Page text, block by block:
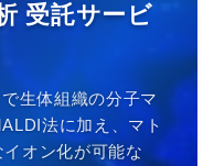
受託サービ
生体組織の分子マ
法に加え、マト
オン化が可能な